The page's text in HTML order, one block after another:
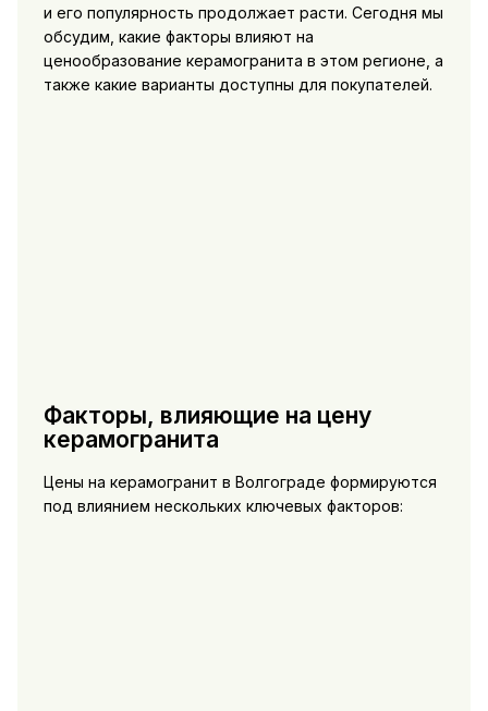
и его популярность продолжает расти. Сегодня мы
обсудим, какие факторы влияют на
ценообразование керамогранита в этом регионе, а
также какие варианты доступны для покупателей.
Факторы, влияющие на цену
керамогранита
Цены на керамогранит в Волгограде формируются
под влиянием нескольких ключевых факторов: